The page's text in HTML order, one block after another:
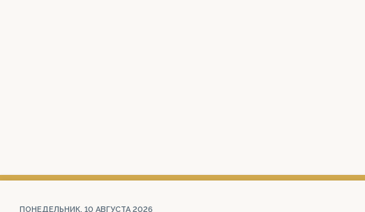
ПОНЕДЕЛЬНИК, 10 АВГУСТА 2026